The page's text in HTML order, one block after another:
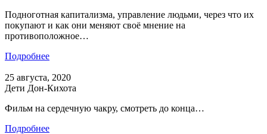
Подноготная капитализма, управление людьми, через что их
покупают и как они меняют своё мнение на
противоположное…
Подробнее
25 августа, 2020
Дети Дон-Кихота
Фильм на сердечную чакру, смотреть до конца…
Подробнее